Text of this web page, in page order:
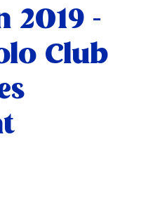
2019 -
Club